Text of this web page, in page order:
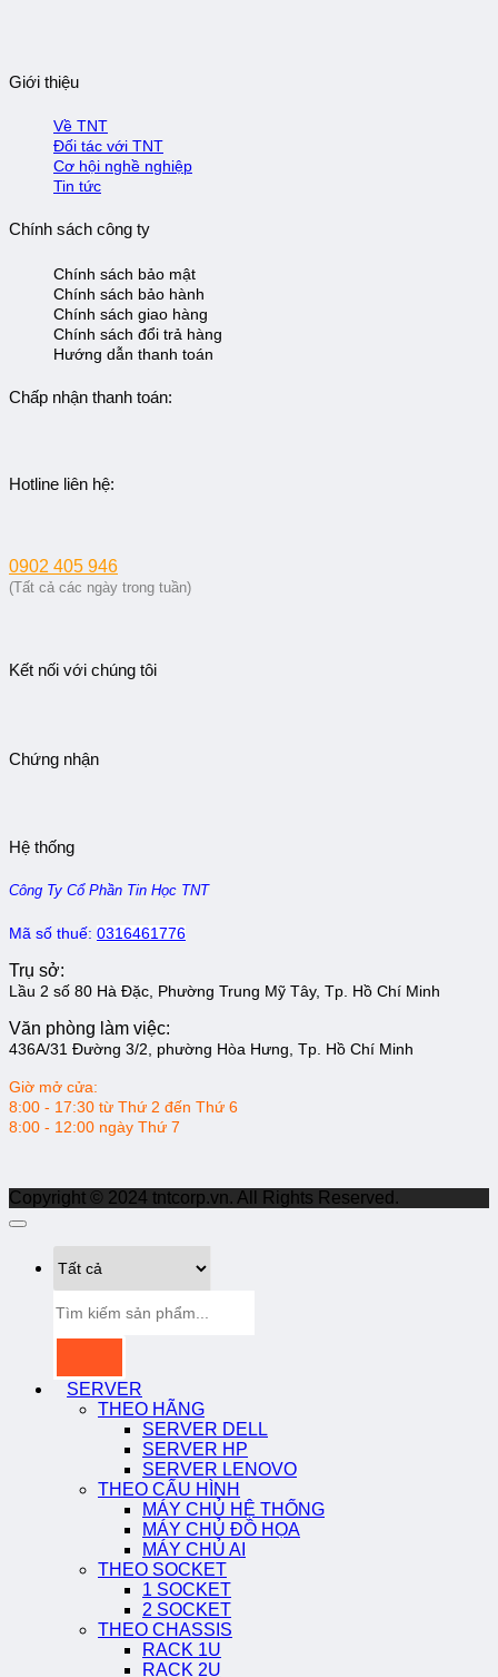
Giới thiệu
Về TNT
Đối tác với TNT
Cơ hội nghề nghiệp
Tin tức
Chính sách công ty
Chính sách bảo mật
Chính sách bảo hành
Chính sách giao hàng
Chính sách đổi trả hàng
Hướng dẫn thanh toán
Chấp nhận thanh toán:
Hotline liên hệ:
0902 405 946
(Tất cả các ngày trong tuần)
Kết nối với chúng tôi
Chứng nhận
Hệ thống
Công Ty Cổ Phần Tin Học TNT
Mã số thuế: 0316461776
Trụ sở:
Lầu 2 số 80 Hà Đặc, Phường Trung Mỹ Tây, Tp. Hồ Chí Minh
Văn phòng làm việc:
436A/31 Đường 3/2, phường Hòa Hưng, Tp. Hồ Chí Minh
Giờ mở cửa:
8:00 - 17:30 từ Thứ 2 đến Thứ 6
8:00 - 12:00 ngày Thứ 7
Copyright © 2024 tntcorp.vn. All Rights Reserved.
kiếm:
SERVER
THEO HÃNG
SERVER DELL
SERVER HP
SERVER LENOVO
THEO CẤU HÌNH
MÁY CHỦ HỆ THỐNG
MÁY CHỦ ĐỒ HỌA
MÁY CHỦ AI
THEO SOCKET
1 SOCKET
2 SOCKET
THEO CHASSIS
RACK 1U
RACK 2U